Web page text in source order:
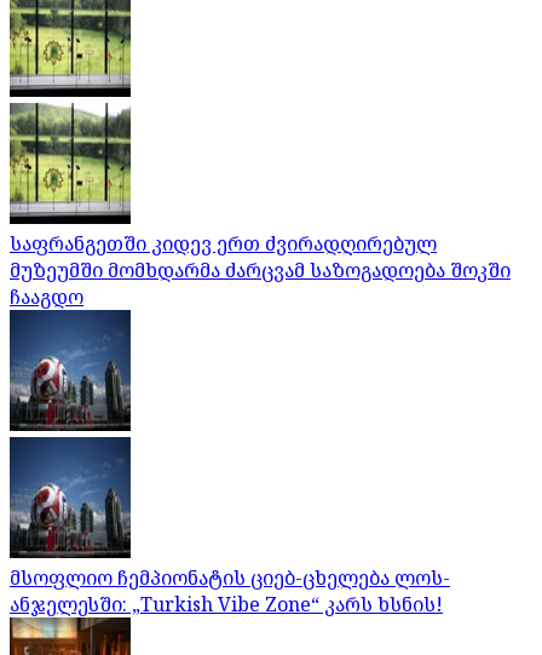
საფრანგეთში კიდევ ერთ ძვირადღირებულ
მუზეუმში მომხდარმა ძარცვამ საზოგადოება შოკში
ჩააგდო
მსოფლიო ჩემპიონატის ციებ-ცხელება ლოს-
ანჯელესში: „Turkish Vibe Zone“ კარს ხსნის!